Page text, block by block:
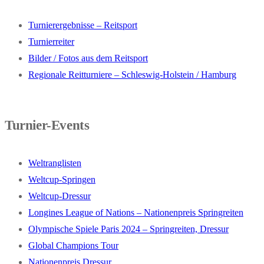
Turnierergebnisse – Reitsport
Turnierreiter
Bilder / Fotos aus dem Reitsport
Regionale Reitturniere – Schleswig-Holstein / Hamburg
Turnier-Events
Weltranglisten
Weltcup-Springen
Weltcup-Dressur
Longines League of Nations – Nationenpreis Springreiten
Olympische Spiele Paris 2024 – Springreiten, Dressur
Global Champions Tour